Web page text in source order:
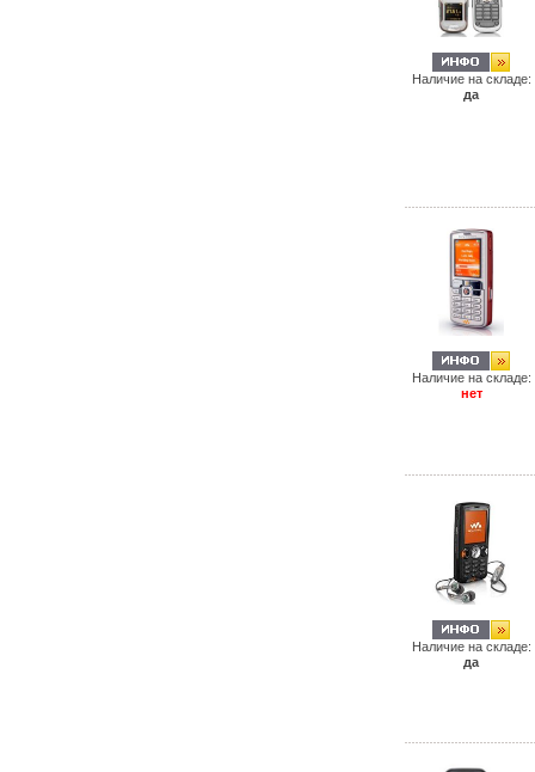
Наличие на складе:
да
Наличие на складе:
нет
Наличие на складе:
да